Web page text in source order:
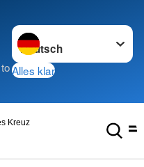
Sprache wechseln zu
Alles klar
Kreuz